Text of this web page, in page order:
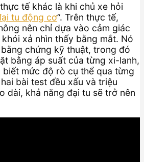
tế khác là khi chủ xe hỏi
tu động cơ”. Trên thực tế,
nên chỉ dựa vào cảm giác
xả nhìn thấy bằng mắt. Nó
chứng kỹ thuật, trong đó
bằng áp suất của từng xi-lanh,
mức độ rò cụ thể qua từng
bài test đều xấu và triệu
dài, khả năng đại tu sẽ trở nên